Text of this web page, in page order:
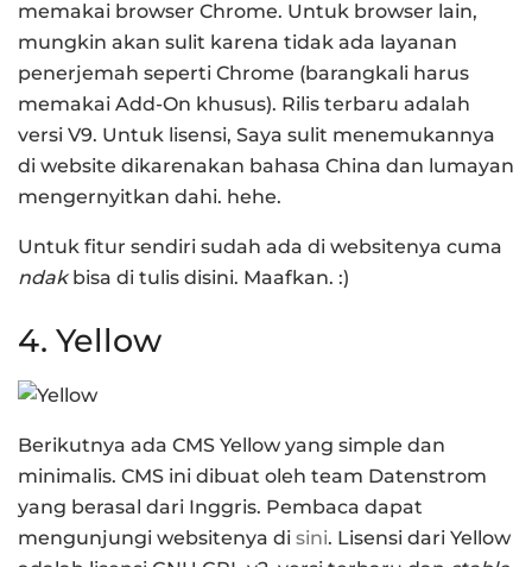
memakai browser Chrome. Untuk browser lain,
mungkin akan sulit karena tidak ada layanan
penerjemah seperti Chrome (barangkali harus
memakai Add-On khusus). Rilis terbaru adalah
versi V9. Untuk lisensi, Saya sulit menemukannya
di website dikarenakan bahasa China dan lumayan
mengernyitkan dahi. hehe.
Untuk fitur sendiri sudah ada di websitenya cuma
ndakbisa di tulis disini. Maafkan. :)
4. Yellow
Berikutnya ada CMS Yellow yang simple dan
minimalis. CMS ini dibuat oleh team Datenstrom
yang berasal dari Inggris. Pembaca dapat
mengunjungi websitenya di sini. Lisensi dari Yellow